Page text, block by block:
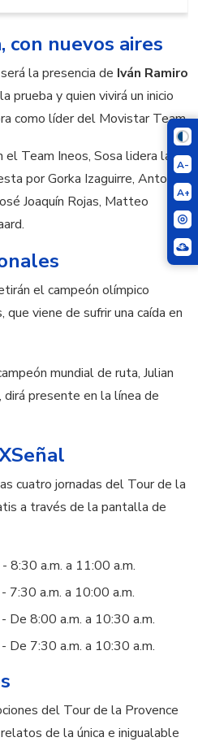
A-
A+
con nuevos aires
la presencia de Iván Ramiro
prueba y quien vivirá un inicio
como líder del Movistar Team.
el Team Ineos, Sosa lidera la
por Gorka Izaguirre, Antonio
Joaquín Rojas, Matteo
el campeón olímpico
que viene de sufrir una caída en
mundial de ruta, Julian
presente en la línea de
cuatro jornadas del Tour de la
a través de la pantalla de
8:30 a.m. a 11:00 a.m.
7:30 a.m. a 10:00 a.m.
De 8:00 a.m. a 10:30 a.m.
De 7:30 a.m. a 10:30 a.m.
del Tour de la Provence
de la única e inigualable